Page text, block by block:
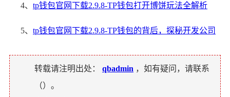
4、 tp钱包官网下载2.9.8-TP钱包打开博饼玩法全解析
5、 tp钱包官网下载2.9.8-TP钱包的背后，探秘开发公司
转载请注明出处： qbadmin ，如有疑问，请联系
（）。